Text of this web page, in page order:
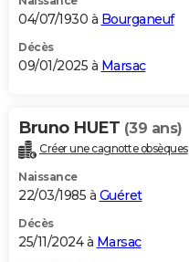
04/07/1930 à Bourganeuf
Décès
09/01/2025 à Marsac
Bruno HUET (39 ans)
Créer une cagnotte obsèques
Naissance
22/03/1985 à Guéret
Décès
25/11/2024 à Marsac